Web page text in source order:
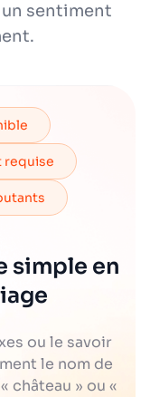
sentiment
requise
simple en
ou le savoir
le nom de
château » ou «